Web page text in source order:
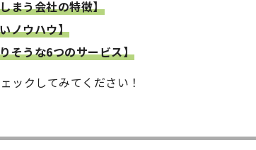
まう会社の特徴】
ノウハウ】
そうな6つのサービス】
ックしてみてください！